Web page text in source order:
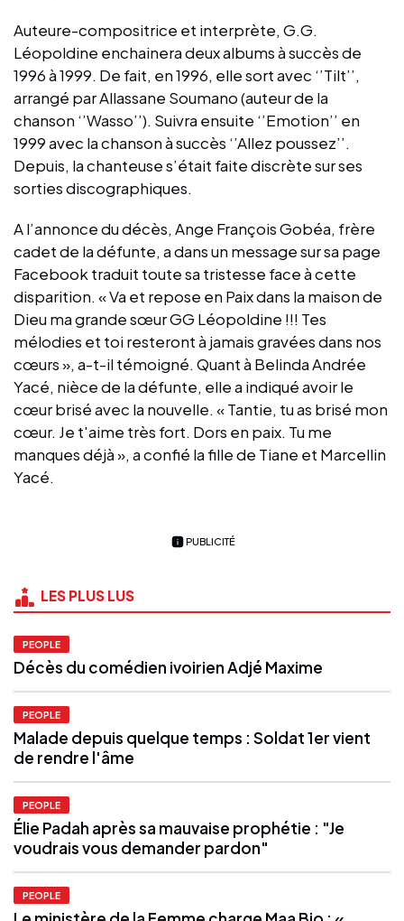
Auteure-compositrice et interprète, G.G.
Léopoldine enchainera deux albums à succès de
1996 à 1999. De fait, en 1996, elle sort avec ‘’Tilt’’,
arrangé par Allassane Soumano (auteur de la
chanson ‘’Wasso’’). Suivra ensuite ‘’Emotion’’ en
1999 avec la chanson à succès ‘’Allez poussez’’.
Depuis, la chanteuse s’était faite discrète sur ses
sorties discographiques.
A l’annonce du décès, Ange François Gobéa, frère
cadet de la défunte, a dans un message sur sa page
Facebook traduit toute sa tristesse face à cette
disparition. « Va et repose en Paix dans la maison de
Dieu ma grande sœur GG Léopoldine !!! Tes
mélodies et toi resteront à jamais gravées dans nos
cœurs », a-t-il témoigné. Quant à Belinda Andrée
Yacé, nièce de la défunte, elle a indiqué avoir le
cœur brisé avec la nouvelle. « Tantie, tu as brisé mon
cœur. Je t'aime très fort. Dors en paix. Tu me
manques déjà », a confié la fille de Tiane et Marcellin
Yacé.
PUBLICITÉ
LES PLUS LUS
PEOPLE
Décès du comédien ivoirien Adjé Maxime
PEOPLE
Malade depuis quelque temps : Soldat 1er vient
de rendre l'âme
PEOPLE
Élie Padah après sa mauvaise prophétie : "Je
voudrais vous demander pardon"
PEOPLE